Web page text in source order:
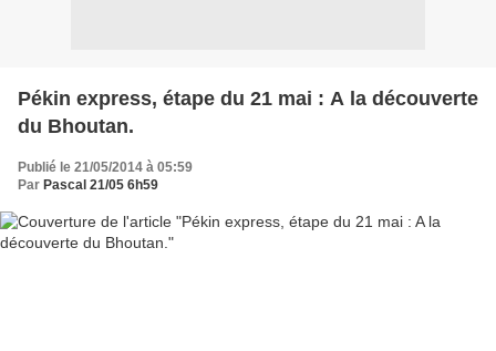
Pékin express, étape du 21 mai : A la découverte
du Bhoutan.
Publié le 21/05/2014 à 05:59
Par Pascal 21/05 6h59